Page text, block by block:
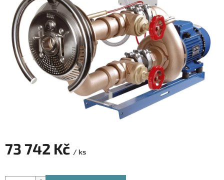
73 742 Kč / ks
cena: